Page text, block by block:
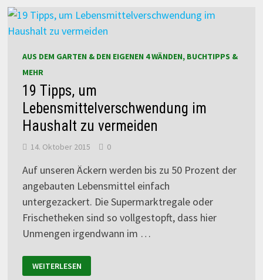
AUS DEM GARTEN & DEN EIGENEN 4 WÄNDEN, BUCHTIPPS &
MEHR
19 Tipps, um
Lebensmittelverschwendung im
Haushalt zu vermeiden
14. Oktober 2015 0
Auf unseren Äckern werden bis zu 50 Prozent der
angebauten Lebensmittel einfach
untergezackert. Die Supermarktregale oder
Frischetheken sind so vollgestopft, dass hier
Unmengen irgendwann im …
WEITERLESEN